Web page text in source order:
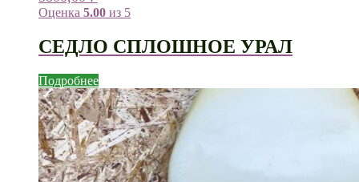
Оценка 5.00 из 5
СЕДЛО СПЛОШНОЕ УРАЛ
Подробнее